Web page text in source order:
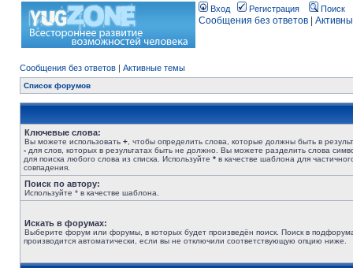
Вход Регистрация Поиск
Сообщения без ответов
Сообщения без ответов | Активные темы
Список форумов
Ключевые слова:
Вы можете использовать + , чтобы определить слова, которые должны быть в
- для слов, которых в результатах быть не должно. Вы можете разделить слова
для поиска любого слова из списка. Используйте * в качестве шаблона для
совпадения.
Поиск по автору:
Используйте * в качестве шаблона.
Искать в форумах:
Выберите форум или форумы, в которых будет произведён поиск. Поиск в
производится автоматически, если вы не отключили соответствующую опцию ниже.